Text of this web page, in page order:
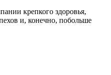
крепкого здоровья,
и, конечно, побольше